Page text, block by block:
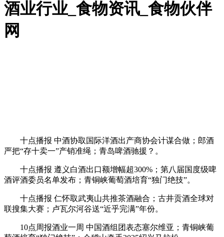
酒业行业_食物资讯_食物伙伴
网
十点播报 中酒协取国际洋酒出产商协会计谋合做；郎酒
严把“存十卖一”产销准绳；青岛啤酒驰援？。
十点播报 遵义白酒出口额增幅超300%；第八届国度级啤
酒评酒委员名单发布；青铜峡葡萄酒培育“独门绝技”。
十点播报 仁怀取武夷山共推茶酒融合；古井贡酒全球对
联搜集大赛；卢瓦尔河谷送“近乎完满”年份。
10点周报酒业一周 中国酒组团表态塞尔维亚；青铜峡葡